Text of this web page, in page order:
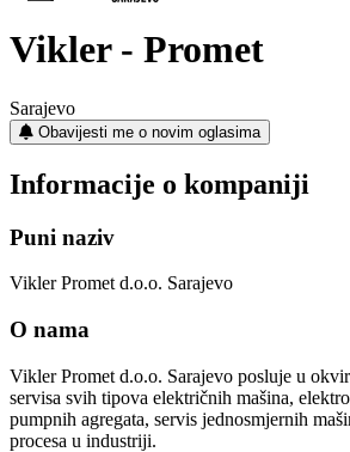
Vikler - Promet
Sarajevo
Obavijesti me o novim oglasima
Informacije o kompaniji
Puni naziv
Vikler Promet d.o.o. Sarajevo
O nama
Vikler Promet d.o.o. Sarajevo posluje u
servisa svih tipova električnih mašina,
pumpnih agregata, servis jednosmjernih
procesa u industriji.